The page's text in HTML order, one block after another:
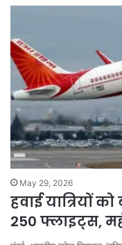
May 29, 2026
हवाई यात्रियों
250 फ्लाइट्स,